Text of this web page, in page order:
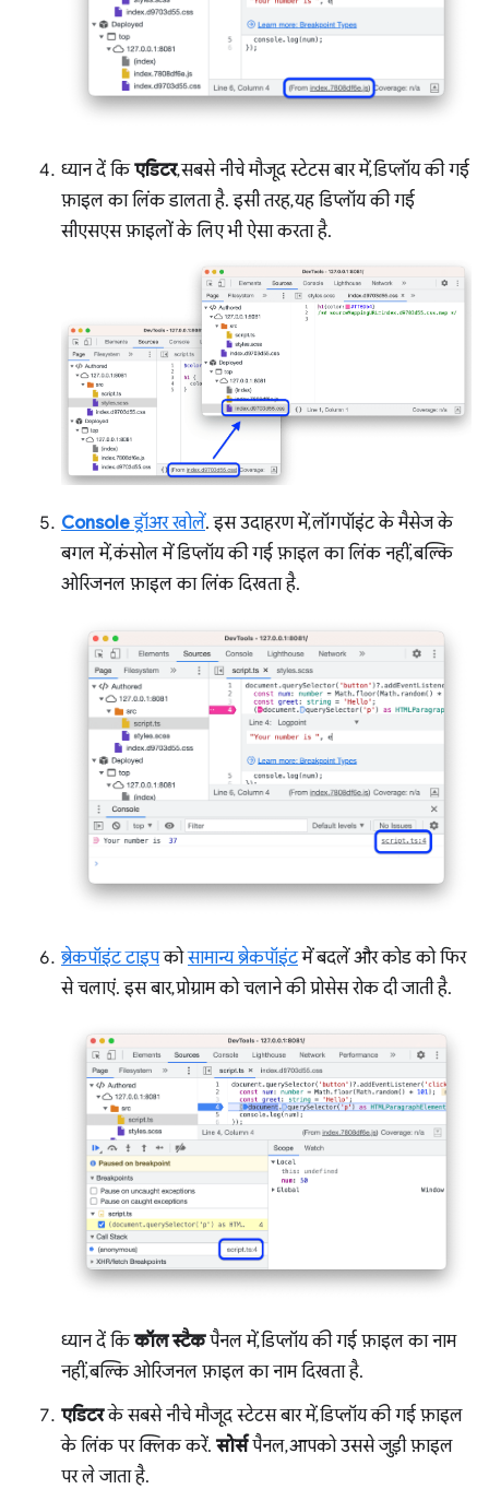
ध्यान दें किएडिटर, सबसे नीचे मौजूद स्टेटस बार में, डिप्लॉय की गई
फ़ाइल का लिंक डालता है. इसी तरह, यह डिप्लॉय की गई
सीएसएस फ़ाइलों के लिए भी ऐसा करता है.
Consoleड्रॉअर खोलें. इस उदाहरण में, लॉगपॉइंट के मैसेज के
बगल में, कंसोल में डिप्लॉय की गई फ़ाइल का लिंक नहीं, बल्कि
ओरिजनल फ़ाइल का लिंक दिखता है.
ब्रेकपॉइंट टाइपकोसामान्य ब्रेकपॉइंटमें बदलें और कोड को फिर
से चलाएं. इस बार, प्रोग्राम को चलाने की प्रोसेस रोक दी जाती है.
ध्यान दें किकॉल स्टैकपैनल में, डिप्लॉय की गई फ़ाइल का नाम
नहीं, बल्कि ओरिजनल फ़ाइल का नाम दिखता है.
एडिटरके सबसे नीचे मौजूद स्टेटस बार में, डिप्लॉय की गई फ़ाइल
के लिंक पर क्लिक करें. सोर्सपैनल, आपको उससे जुड़ी फ़ाइल
पर ले जाता है.